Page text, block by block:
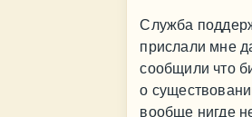
Служба
прислали мне
сообщили что
о
вообще нигде